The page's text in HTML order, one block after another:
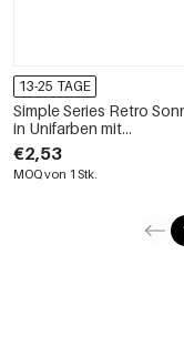
13-25 TAGE
Simple Series Retro
in Unifarben mit
Leopardenmuster
€2,53
MOQ von 1 Stk.